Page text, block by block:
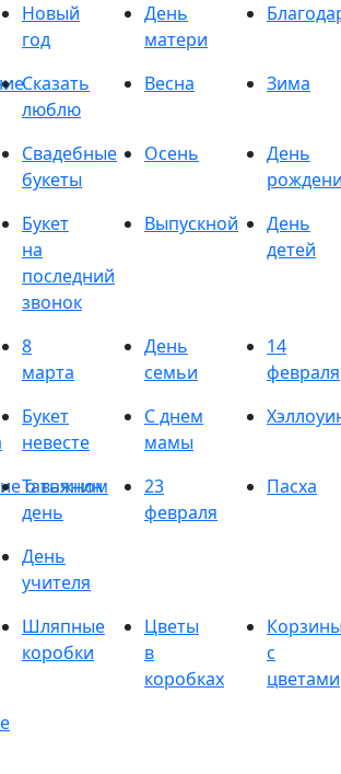
Новый
год
День
матери
Сказать
люблю
Весна Зима
Свадебные
букеты
Осень
День
Букет
на
последний
звонок
Выпускной
День
детей
8
марта
День
семьи
14
февраля
Букет
невесте
С днем
мамы
о важном
Татьянин
день
23
февраля
Пасха
День
учителя
Шляпные
коробки
Цветы
в
коробках
с
цветами